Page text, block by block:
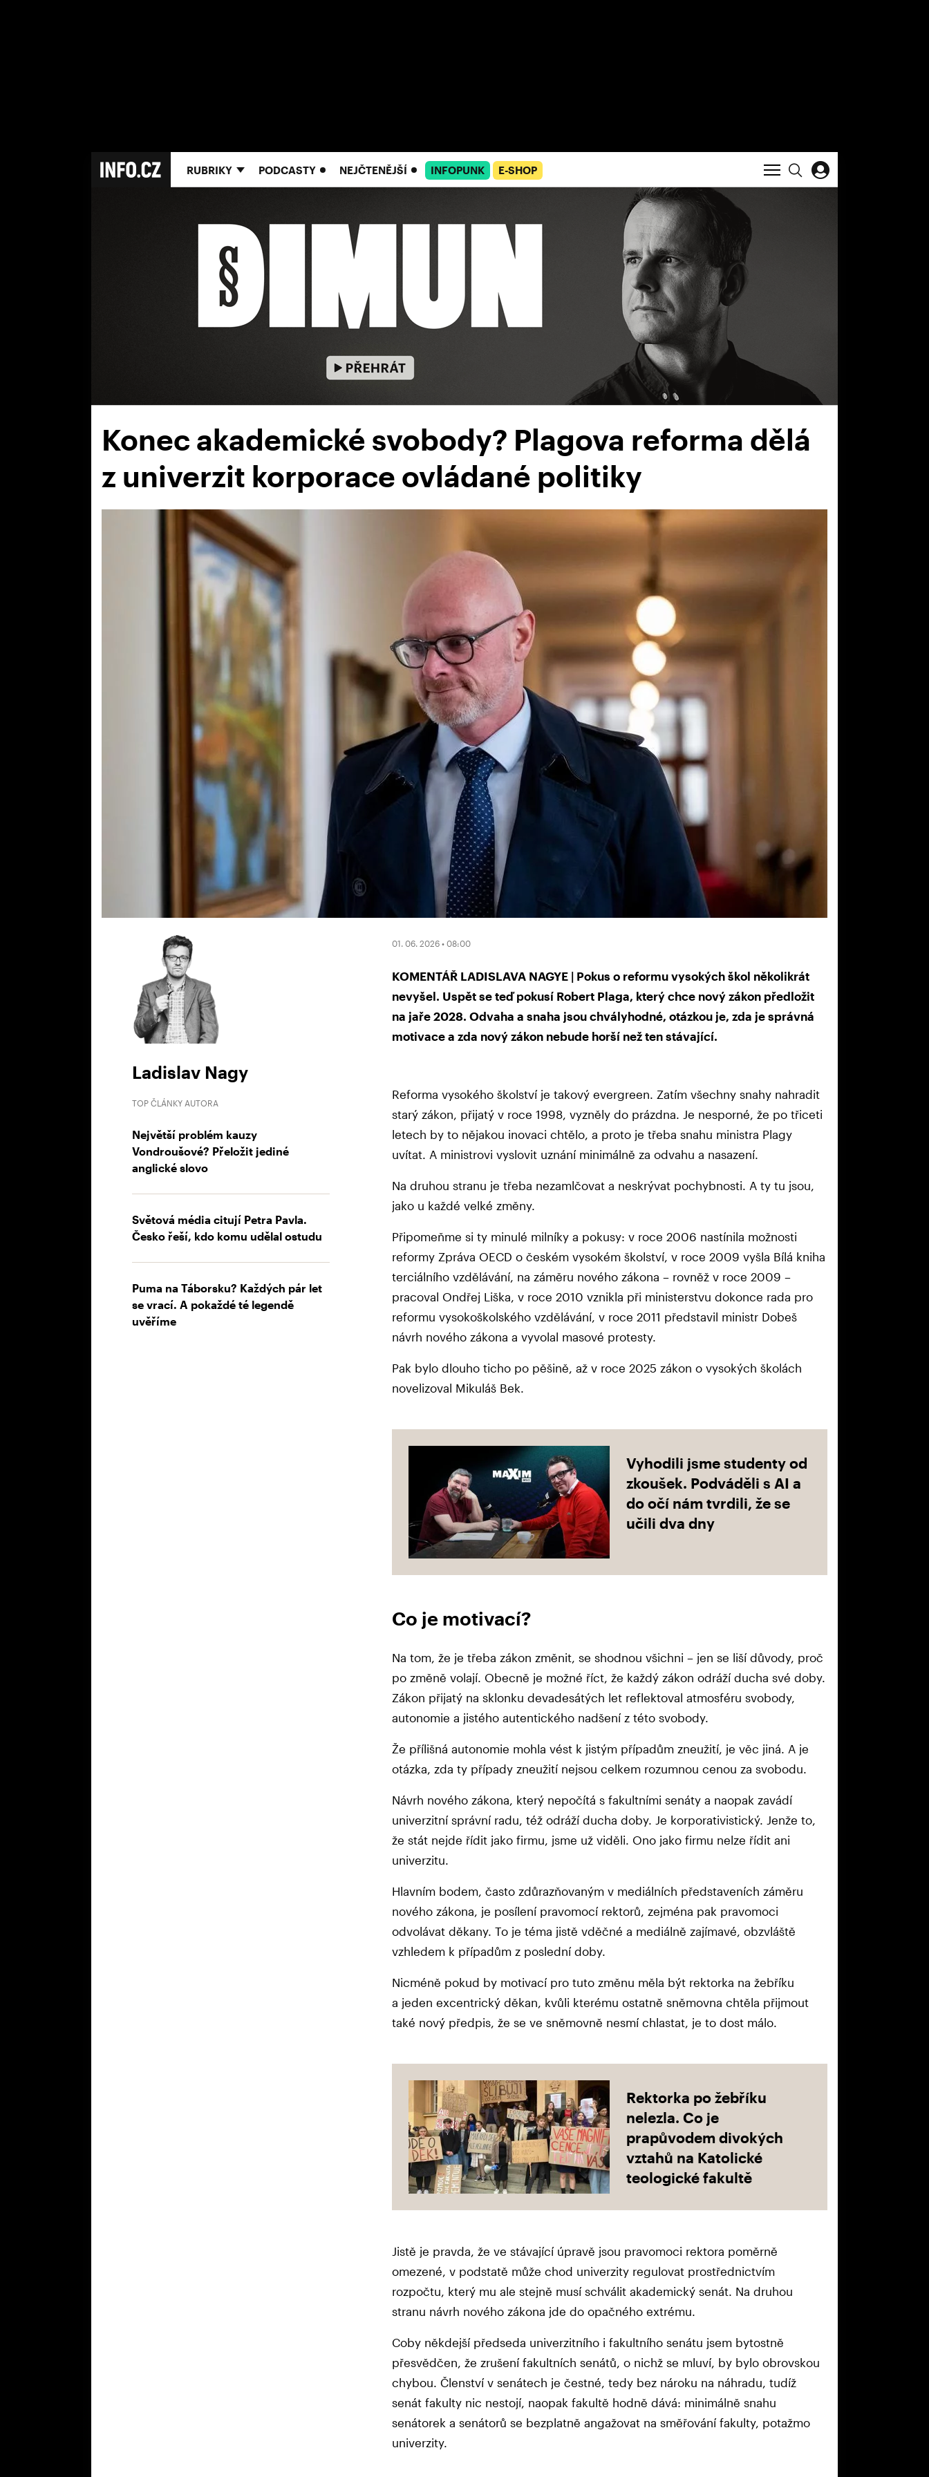
RUBRIKY PODCASTY NEJČTENĚJŠÍ INFOPUNK E-SHOP
Konec akademické svobody? Plagova reforma dělá
z univerzit korporace ovládané politiky
Ladislav Nagy
TOP ČLÁNKY AUTORA
Největší problém kauzy
Vondroušové? Přeložit jediné
anglické slovo
Světová média citují Petra Pavla.
Česko řeší, kdo komu udělal ostudu
Puma na Táborsku? Každých pár let
se vrací. A pokaždé té legendě
uvěříme
01. 06. 2026 • 08:00
KOMENTÁŘ LADISLAVA NAGYE | Pokus o reformu vysokých škol několikrát
nevyšel. Uspět se teď pokusí Robert Plaga, který chce nový zákon předložit
na jaře 2028. Odvaha a snaha jsou chvályhodné, otázkou je, zda je správná
motivace a zda nový zákon nebude horší než ten stávající.
Reforma vysokého školství je takový evergreen. Zatím všechny snahy nahradit
starý zákon, přijatý v roce 1998, vyzněly do prázdna. Je nesporné, že po třiceti
letech by to nějakou inovaci chtělo, a proto je třeba snahu ministra Plagy
uvítat. A ministrovi vyslovit uznání minimálně za odvahu a nasazení.
Na druhou stranu je třeba nezamlčovat a neskrývat pochybnosti. A ty tu jsou,
jako u každé velké změny.
Připomeňme si ty minulé milníky a pokusy: v roce 2006 nastínila možnosti
reformy Zpráva OECD o českém vysokém školství, v roce 2009 vyšla Bílá kniha
terciálního vzdělávání, na záměru nového zákona – rovněž v roce 2009 –
pracoval Ondřej Liška, v roce 2010 vznikla při ministerstvu dokonce rada pro
reformu vysokoškolského vzdělávání, v roce 2011 představil ministr Dobeš
návrh nového zákona a vyvolal masové protesty.
Pak bylo dlouho ticho po pěšině, až v roce 2025 zákon o vysokých školách
novelizoval Mikuláš Bek.
Vyhodili jsme studenty od
zkoušek. Podváděli s AI a
do očí nám tvrdili, že se
učili dva dny
Co je motivací?
Na tom, že je třeba zákon změnit, se shodnou všichni – jen se liší důvody, proč
po změně volají. Obecně je možné říct, že každý zákon odráží ducha své doby.
Zákon přijatý na sklonku devadesátých let reflektoval atmosféru svobody,
autonomie a jistého autentického nadšení z této svobody.
Že přílišná autonomie mohla vést k jistým případům zneužití, je věc jiná. A je
otázka, zda ty případy zneužití nejsou celkem rozumnou cenou za svobodu.
Návrh nového zákona, který nepočítá s fakultními senáty a naopak zavádí
univerzitní správní radu, též odráží ducha doby. Je korporativistický. Jenže to,
že stát nejde řídit jako firmu, jsme už viděli. Ono jako firmu nelze řídit ani
univerzitu.
Hlavním bodem, často zdůrazňovaným v mediálních představeních záměru
nového zákona, je posílení pravomocí rektorů, zejména pak pravomoci
odvolávat děkany. To je téma jistě vděčné a mediálně zajímavé, obzvláště
vzhledem k případům z poslední doby.
Nicméně pokud by motivací pro tuto změnu měla být rektorka na žebříku
a jeden excentrický děkan, kvůli kterému ostatně sněmovna chtěla přijmout
také nový předpis, že se ve sněmovně nesmí chlastat, je to dost málo.
Rektorka po žebříku
nelezla. Co je
prapůvodem divokých
vztahů na Katolické
teologické fakultě
Jistě je pravda, že ve stávající úpravě jsou pravomoci rektora poměrně
omezené, v podstatě může chod univerzity regulovat prostřednictvím
rozpočtu, který mu ale stejně musí schválit akademický senát. Na druhou
stranu návrh nového zákona jde do opačného extrému.
Coby někdejší předseda univerzitního i fakultního senátu jsem bytostně
přesvědčen, že zrušení fakultních senátů, o nichž se mluví, by bylo obrovskou
chybou. Členství v senátech je čestné, tedy bez nároku na náhradu, tudíž
senát fakulty nic nestojí, naopak fakultě hodně dává: minimálně snahu
senátorek a senátorů se bezplatně angažovat na směřování fakulty, potažmo
univerzity.